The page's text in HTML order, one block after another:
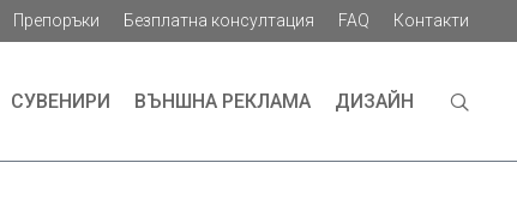
Препоръки Безплатна консултация FAQ Контакти
СУВЕНИРИ ВЪНШНА РЕКЛАМА ДИЗАЙН